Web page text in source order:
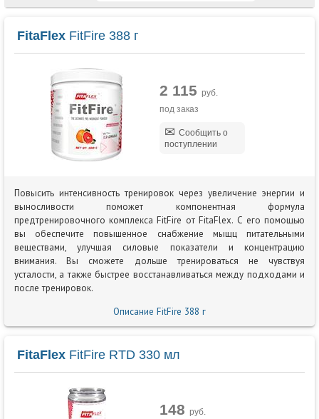
FitaFlexFitFire 388 г
2 115 руб.
под заказ
Сообщить о
поступлении
Повысить интенсивность тренировок через увеличение энергии и
выносливости поможет компонентная формула
предтренировочного комплекса FitFire от FitaFlex. С его помощью
вы обеспечите повышенное снабжение мыщц питательными
веществами, улучшая силовые показатели и концентрацию
внимания. Вы сможете дольше тренироваться не чувствуя
усталости, а также быстрее восстанавливаться между подходами и
после тренировок.
Описание FitFire 388 г
FitaFlexFitFire RTD 330 мл
148 руб.